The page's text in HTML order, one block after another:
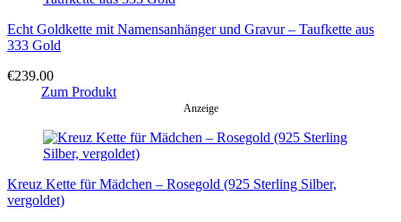
Echt Goldkette mit Namensanhänger und Gravur – Taufkette aus
333 Gold
€239.00
Zum Produkt
Anzeige
Kreuz Kette für Mädchen – Rosegold (925 Sterling Silber,
vergoldet)